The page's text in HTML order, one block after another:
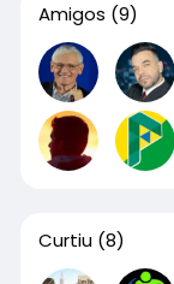
Amigos (9)
Curtiu (8)